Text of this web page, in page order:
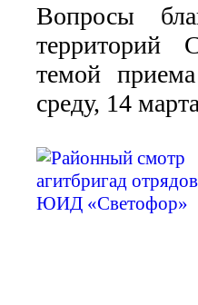
Вопросы
территорий
темой
среду, 14